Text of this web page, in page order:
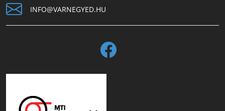
INFO@VARNEGYED.HU